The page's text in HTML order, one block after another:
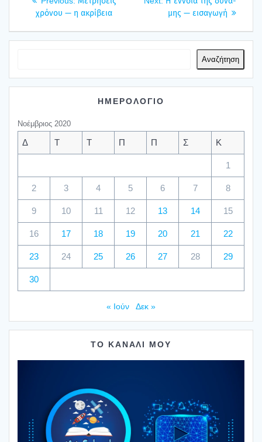
άρθρωνpost:
χρό­νου — η ακρί­βεια
post:
μης — εισα­γω­γή
Αναζήτηση
ΗΜΕΡΟΛΟΓΙΟ
Νοέμβριος 2020
Δ Τ Τ Π Π Σ Κ
1
2 3 4 5 6 7 8
9 10 11 12 13 14 15
16 17 18 19 20 21 22
23 24 25 26 27 28 29
30
« Ιούν Δεκ »
ΤΟ ΚΑΝΑΛΙ ΜΟΥ